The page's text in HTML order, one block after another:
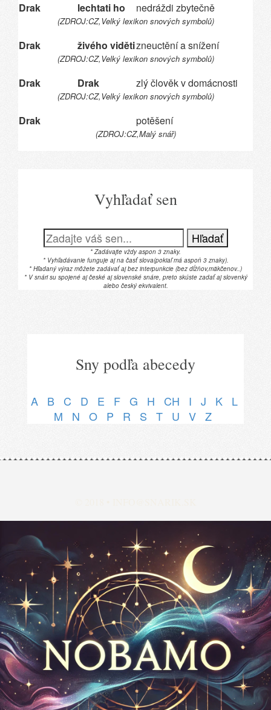
Drak lechtati ho nedráždi zbytečně
(ZDROJ:CZ,Velký lexikon snových symbolů)
Drak živého vidětizneuctění a snížení
(ZDROJ:CZ,Velký lexikon snových symbolů)
Drak Drak zlý člověk v domácnosti
(ZDROJ:CZ,Velký lexikon snových symbolů)
Drak potěšení
(ZDROJ:CZ,Malý snář)
Vyhľadať sen
Hľadať
* Zadávajte vždy aspon 3 znaky.
* Vyhľadávanie funguje aj na časť slova(pokiaľ má aspoň 3 znaky).
* Hľadaný výraz môžete zadávať aj bez interpunkcie (bez dĺžňov,mäkčenov..)
* V snári su spojené aj české aj slovenské snáre, preto skúste zadať aj slovenký
alebo český ekvivalent.
Sny podľa abecedy
A B C D E F G H CH I J K
L
M
N O P R S T U V Z